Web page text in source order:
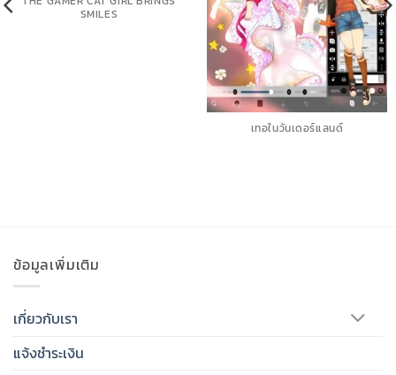
SMILES
เทอในวันเดอร์แลนด์
ข้อมูลเพิ่มเติม
เกี่ยวกับเรา
แจ้งชำระเงิน